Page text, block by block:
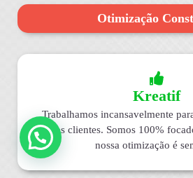
Otimização
Kreatif
Trabalhamos incansavelmente
nossos clientes. Somos 100%
nossa otimização é